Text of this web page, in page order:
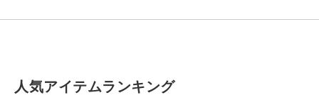
人気アイテムランキング